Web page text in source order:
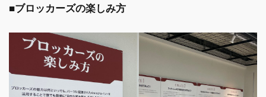
■ブロッカーズの楽しみ方